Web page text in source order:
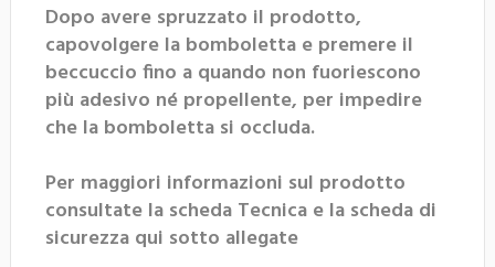
Dopo avere spruzzato il prodotto,
capovolgere la bomboletta e premere il
beccuccio fino a quando non fuoriescono
più adesivo né propellente, per impedire
che la bomboletta si occluda.
Per maggiori informazioni sul prodotto
consultate la scheda Tecnica e la scheda di
sicurezza qui sotto allegate